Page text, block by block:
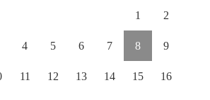
1 2
4 5 6 7 8 9
11 12 13 14 15 16